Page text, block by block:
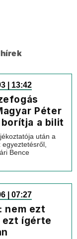
| 13:42
Péter
a bilit
után a
egyeztetésről,
Bence
| 07:27
nem ezt
ezt ígérte